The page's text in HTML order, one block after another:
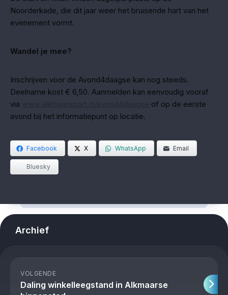
Noorderkade, die dit jaar weer het bruisende hart van het
evenement vormt.
Wandel je mee?
Inschrijven voor de Avond4daagse kan nog steeds.
Deelname kost € 6,50. Aanmelden kan eenvoudig vooraf
via
of op de eerste
avond bij het informatiepunt op locatie.
Facebook X WhatsApp Email
Bluesky
Archief
VOLGENDE
Daling winkelleegstand in Alkmaarse